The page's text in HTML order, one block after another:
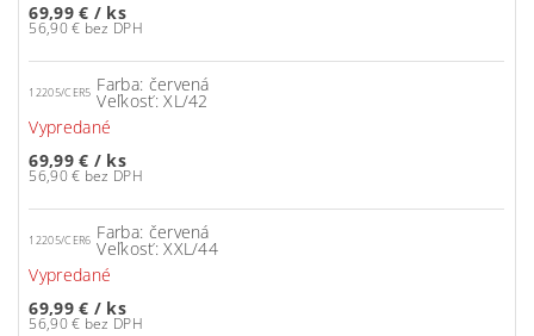
69,99 € / ks
56,90 € bez DPH
12205/CER5 Farba: červená
Veľkosť: XL/42
Vypredané
69,99 € / ks
56,90 € bez DPH
12205/CER6 Farba: červená
Veľkosť: XXL/44
Vypredané
69,99 € / ks
56,90 € bez DPH